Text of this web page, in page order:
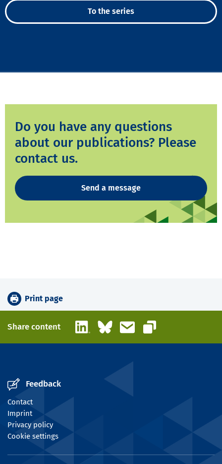
To the series
Do you have any questions
about our publications? Please
contact us.
Send a message
Print page
Share content LinkedInBlueskyEmail
Copy link
Feedback
Contact
Imprint
Privacy policy
Cookie settings